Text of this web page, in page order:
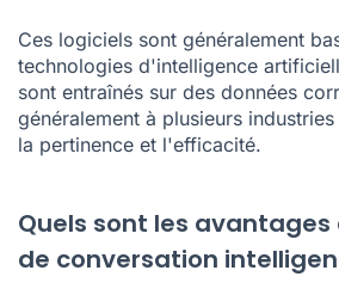
Ces logiciels sont généralement
technologies d'intelligence
sont entraînés sur des données
généralement à plusieurs
la pertinence et l'efficacité.
Quels sont les avantages
de conversation